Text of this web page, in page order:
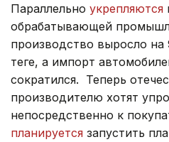
Параллельно укрепляются
обрабатывающей
производство выросло на
теңге, а импорт
сократился. Теперь
производителю хотят
непосредственно к
планируется запустить